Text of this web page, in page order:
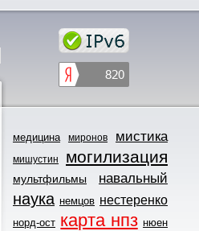
медицина миронов мистика
мишустин могилизация
мультфильмы навальный
наука немцов нестеренко
норд-ост карта нпз нюен